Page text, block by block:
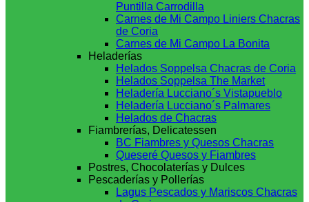
Puntilla Carrodilla
Carnes de Mi Campo Liniers Chacras
de Coria
Carnes de Mi Campo La Bonita
Heladerías
Helados Soppelsa Chacras de Coria
Helados Soppelsa The Market
Heladería Lucciano´s Vistapueblo
Heladería Lucciano´s Palmares
Helados de Chacras
Fiambrerías, Delicatessen
BC Fiambres y Quesos Chacras
Queseré Quesos y Fiambres
Postres, Chocolaterías y Dulces
Pescaderías y Pollerías
Lagus Pescados y Mariscos Chacras